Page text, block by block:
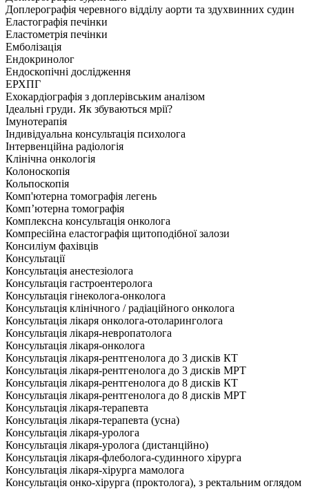
Доплерографія черевного відділу аорти та здухвинних судин
Еластографія печінки
Еластометрія печінки
Емболізація
Ендокринолог
Ендоскопічні дослідження
ЕРХПГ
Ехокардіографія з доплерівським аналізом
Ідеальні груди. Як збуваються мрії?
Імунотерапія
Індивідуальна консультація психолога
Інтервенційна радіологія
Клінічна онкологія
Колоноскопія
Кольпоскопія
Комп'ютерна томографія легень
Комп’ютерна томографія
Комплексна консультація онколога
Компресійна еластографія щитоподібної залози
Консиліум фахівців
Консультації
Консультація анестезіолога
Консультація гастроентеролога
Консультація гінеколога-онколога
Консультація клінічного / радіаційного онколога
Консультація лікаря онколога-отоларинголога
Консультація лікаря-невропатолога
Консультація лікаря-онколога
Консультація лікаря-рентгенолога до 3 дисків КТ
Консультація лікаря-рентгенолога до 3 дисків МРТ
Консультація лікаря-рентгенолога до 8 дисків КТ
Консультація лікаря-рентгенолога до 8 дисків МРТ
Консультація лікаря-терапевта
Консультація лікаря-терапевта (усна)
Консультація лікаря-уролога
Консультація лікаря-уролога (дистанційно)
Консультація лікаря-флеболога-судинного хірурга
Консультація лікаря-хірурга мамолога
Консультація онко-хірурга (проктолога), з ректальним оглядом